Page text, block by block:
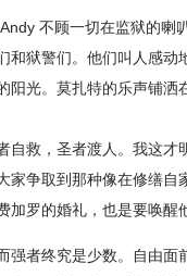
不顾一切在监狱的喇叭
和狱警们。他们叫人感
阳光。莫扎特的乐声铺
救，圣者渡人。我这才
家争取到那种像在修缮
加罗的婚礼，也是要唤醒
者终究是少数。自由面